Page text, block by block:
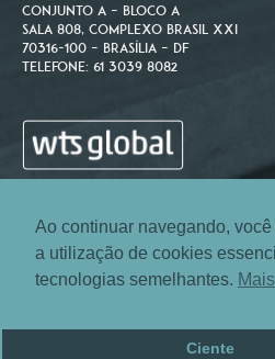
Conjunto A – Bloco A
Sala 808, Complexo Brasil XXI
70316-100 – Brasília – DF
Telefone: 61 3039 8082
© 2004-2026 Machado
Ao continuar navegando,
a utilização de cookies
tecnologias semelhantes.
Ciente